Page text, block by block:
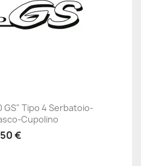
GS" Tipo 4 Serbatoio-
Cupolino
€